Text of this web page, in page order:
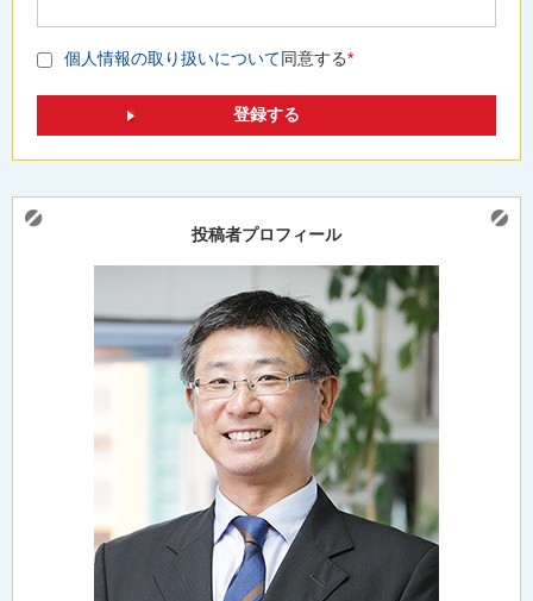
個人情報の取り扱いについて同意する*
投稿者プロフィール